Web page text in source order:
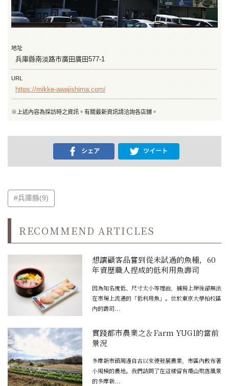
地址
兵庫縣南淡路市廣田廣田577-1
URL
https://mikke-awajishima.com/
※上述內容為採訪時之資訊。有關最新資訊請洽詢各店鋪。
シェア ツイート
#兵庫縣(9)
RECOMMEND ARTICLES
想讓顧客品嘗到從未試過的魚種，60
年資歷職人捏成的低利用魚壽司
因為知名度低、尺寸太小等理由，捕撈上岸後卻無法
在市場上流通的「低利用魚」。位於東京大學柏校區
內的壽司...
實踐都市農業之＆Farm YUGI的當前
景況
多摩新市鎮周邊自古以來便發展農業，市區內散布著
小規模的農地。我們訪問了在這樣留有環山聚落風景
的多摩新...